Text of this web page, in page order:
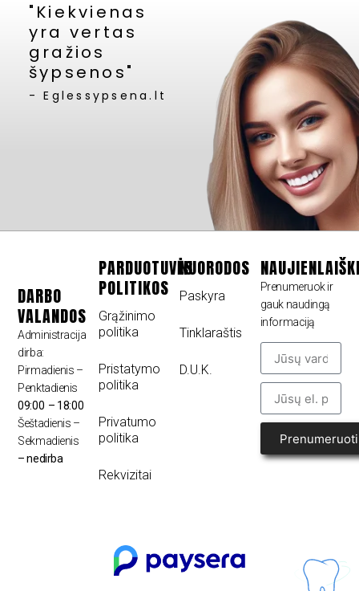
"Kiekvienas
yra vertas
gražios
šypsenos"
- Eglessypsena.lt
DARBO
VALANDOS
Administracija
dirba:
Pirmadienis –
Penktadienis
09:00 – 18:00
Šeštadienis –
Sekmadienis
– nedirba
PARDUOTUVĖS
POLITIKOS
Grąžinimo
politika
Pristatymo
politika
Privatumo
politika
Rekvizitai
NUORODOS
Paskyra
Tinklaraštis
D.U.K.
Prenumeruok ir
gauk naudingą
informaciją
Prenumeruoti